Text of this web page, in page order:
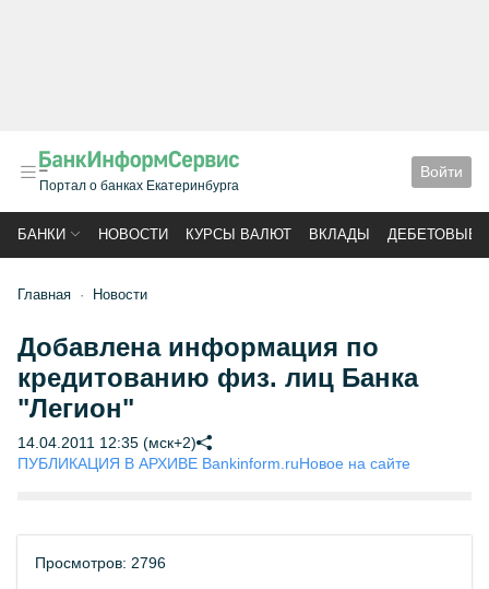
Портал о банках Екатеринбурга
Войти
БАНКИ НОВОСТИ КУРСЫ ВАЛЮТ ВКЛАДЫ ДЕБЕТОВЫЕ
Главная Новости
Добавлена информация по
кредитованию физ. лиц Банка
"Легион"
14.04.2011 12:35 (мск+2)
ПУБЛИКАЦИЯ В АРХИВЕ Bankinform.ruНовое на сайте
Просмотров: 2796